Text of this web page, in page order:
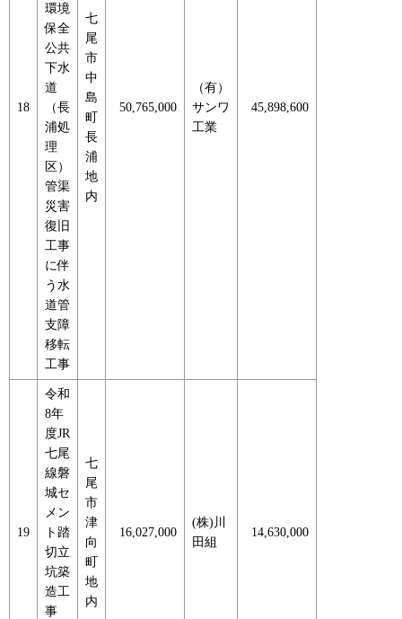
18
環境
保全
公共
下水
道
（長
浦処
理
区）
管渠
災害
復旧
工事
に伴
う水
道管
支障
移転
工事
七
尾
市
中
島
町
長
浦
地
内
50,765,000
（有）
サンワ
工業
45,898,600
19
令和
8年
度JR
七尾
線磐
城セ
メン
ト踏
切立
坑築
造工
事
七
尾
市
津
向
町
地
内
16,027,000
(株)川
田組
14,630,000